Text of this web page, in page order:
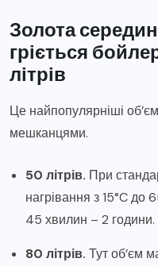
Золота
гріється
літрів
Це найпопулярніші
мешканцями.
50 літрів. При
нагрівання з 15°C до
45 хвилин – 2 години.
80 літрів. Тут об’єм